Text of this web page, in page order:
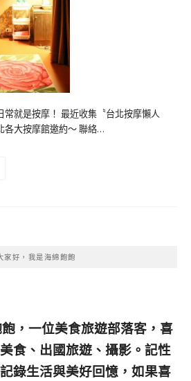
就是按摩！ 最近收集〝台北按摩懶人
各大按摩館邀約～ 聯絡…
家好，我是海綿飽飽
，一位美食旅遊部落客， 喜
食、出國旅遊、攝影。 記性
錄生活與美好回憶， 如果喜